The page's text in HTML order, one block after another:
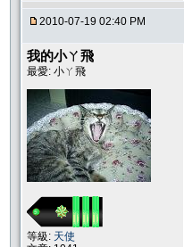
2010-07-19 02:40 PM
我的小ㄚ飛
最愛: 小ㄚ飛
等級: 天使